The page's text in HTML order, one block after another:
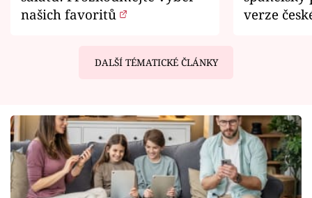
našich favoritů
verze
DALŠÍ TÉMATICKÉ ČLÁNKY